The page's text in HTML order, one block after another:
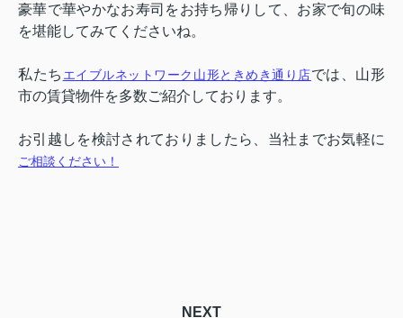
豪華で華やかなお寿司をお持ち帰りして、お家で旬の味
を堪能してみてくださいね。
私たち エイブルネットワーク山形ときめき通り店では、山形
市の賃貸物件を多数ご紹介しております。
お引越しを検討されておりましたら、当社までお気軽に
ご相談ください！
NEXT